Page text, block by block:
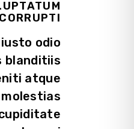
odio
blanditiis
atque